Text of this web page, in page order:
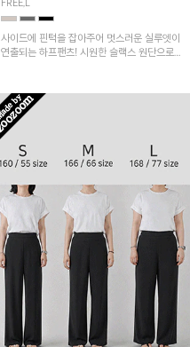
FREE,L
사이드에 핀턱을 잡아주어 멋스러운 실루엣이
연출되는 하프팬츠! 시원한 슬랙스 원단으로